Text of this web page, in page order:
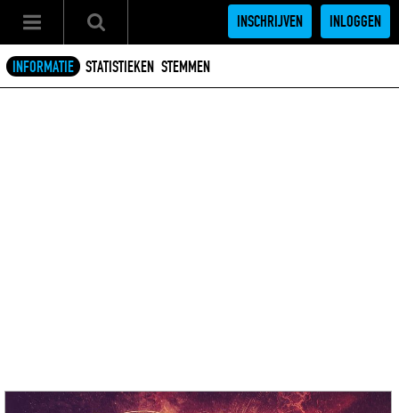
INSCHRIJVEN INLOGGEN
INFORMATIE STATISTIEKEN STEMMEN